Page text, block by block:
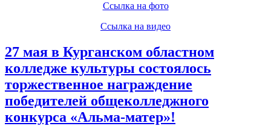
Ссылка на фото
Ссылка на видео
27 мая в Курганском областном
колледже культуры состоялось
торжественное награждение
победителей общеколледжного
конкурса «Альма-матер»!